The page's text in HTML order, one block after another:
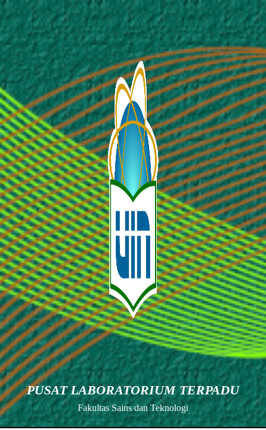
PUSAT LABORATORIUM TERPADU
Fakultas Sains dan Teknologi